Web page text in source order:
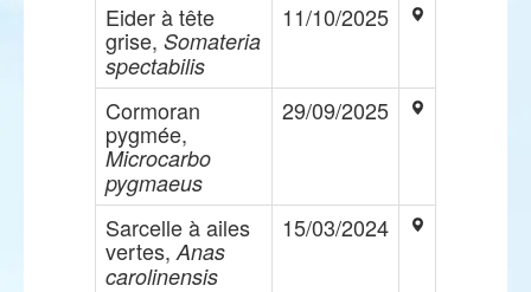
Eider à tête
grise, Somateria
spectabilis
11/10/2025
Cormoran
pygmée,
Microcarbo
pygmaeus
29/09/2025
Sarcelle à ailes
vertes, Anas
carolinensis
15/03/2024